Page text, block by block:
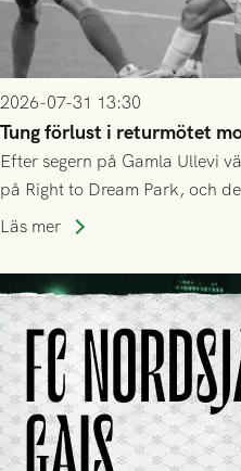
2026-07-31 13:30
Tung förlust i returmötet
Efter segern på Gamla Ullevi
på Right to Dream Park, och
upphöra efter mindre än
tennissiffror och det
Läs mer